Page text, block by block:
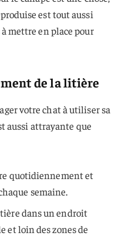
est tout aussi
mettre en place pour
de la litière
votre chat à utiliser sa
aussi attrayante que
quotidiennement et
semaine.
dans un endroit
et loin des zones de